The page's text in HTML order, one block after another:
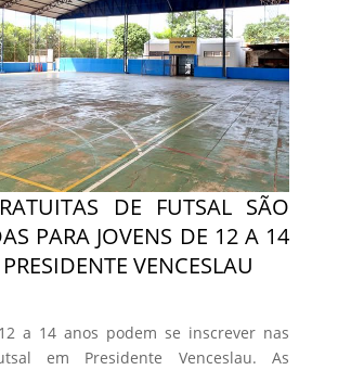
DE FUTSAL SÃO
PARA JOVENS DE 12 A 14
VENCESLAU
a 14 anos podem se inscrever nas
em Presidente Venceslau. As